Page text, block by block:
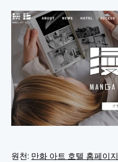
원천: 만화 아트 호텔 홈페이지